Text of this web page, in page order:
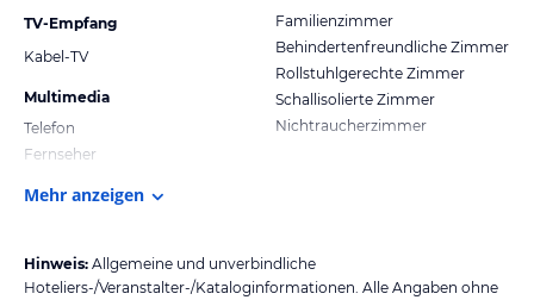
TV-Empfang
Kabel-TV
Multimedia
Telefon
Fernseher
Familienzimmer
Behindertenfreundliche Zimmer
Rollstuhlgerechte Zimmer
Schallisolierte Zimmer
Nichtraucherzimmer
Mehr anzeigen
Hinweis: Allgemeine und unverbindliche
Hoteliers-/Veranstalter-/Kataloginformationen. Alle Angaben ohne